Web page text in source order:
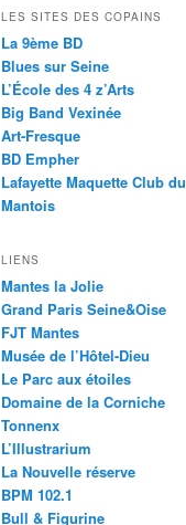
LES SITES DES COPAINS
La 9ème BD
Blues sur Seine
L’École des 4 z’Arts
Big Band Vexinée
Art-Fresque
BD Empher
Lafayette Maquette Club du
Mantois
LIENS
Mantes la Jolie
Grand Paris Seine&Oise
FJT Mantes
Musée de l’Hôtel-Dieu
Le Parc aux étoiles
Domaine de la Corniche
Tonnenx
L’Illustrarium
La Nouvelle réserve
BPM 102.1
Bull & Figurine